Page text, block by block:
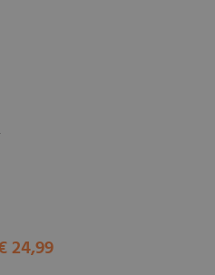
24,99